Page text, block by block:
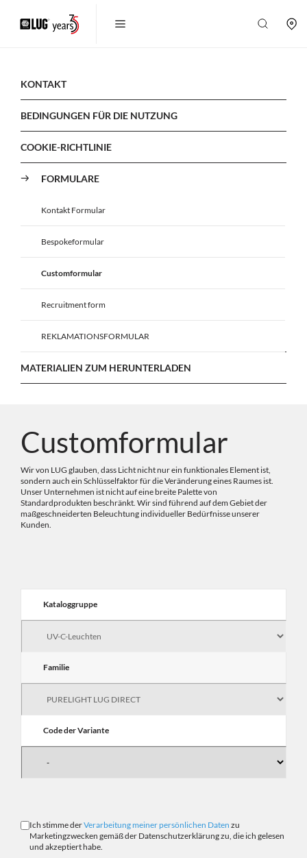
KONTAKT
BEDINGUNGEN FÜR DIE NUTZUNG
COOKIE-RICHTLINIE
FORMULARE
Kontakt Formular
Bespokeformular
Customformular
Recruitment form
REKLAMATIONSFORMULAR
MATERIALIEN ZUM HERUNTERLADEN
Customformular
Wir von LUG glauben, dass Licht nicht nur ein funktionales Element ist,
sondern auch ein Schlüsselfaktor für die Veränderung eines Raumes ist.
Unser Unternehmen ist nicht auf eine breite Palette von
Standardprodukten beschränkt. Wir sind führend auf dem Gebiet der
maßgeschneiderten Beleuchtung individueller Bedürfnisse unserer
Kunden.
Kataloggruppe
Familie
Code der Variante
Ich stimme derVerarbeitung meiner persönlichen Daten zu
Marketingzwecken gemäß der Datenschutzerklärung zu, die ich gelesen
und akzeptiert habe.